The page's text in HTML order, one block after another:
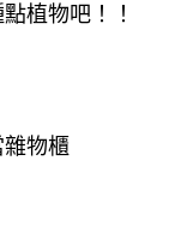
植物吧！！
物櫃